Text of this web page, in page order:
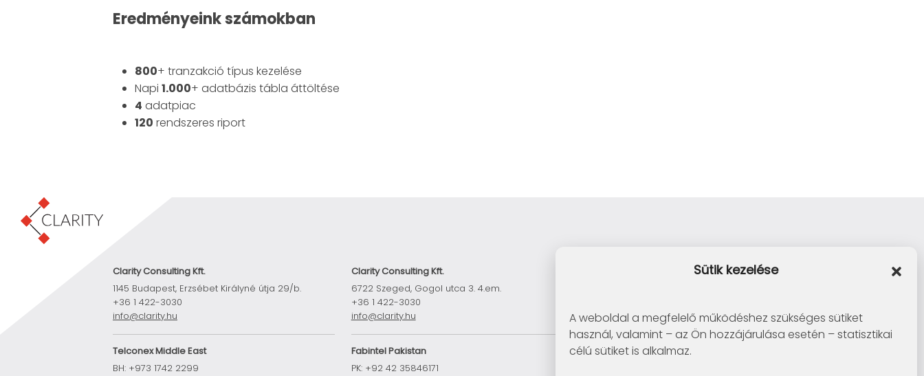
Sütik kezelése
A weboldal a megfelelő működéshez szükséges sütiket
használ, valamint – az Ön hozzájárulása esetén – statisztikai
célú sütiket is alkalmaz.
Eredményeink számokban
800+ tranzakció típus kezelése
Napi 1.000+ adatbázis tábla áttöltése
4 adatpiac
120 rendszeres riport
Clarity Consulting Kft.
1145 Budapest, Erzsébet Királyné útja 29/b.
+36 1 422-3030
info@clarity.hu
Telconex Middle East
BH: +973 1742 2299
Clarity Consulting Kft.
6722 Szeged, Gogol utca 3. 4.em.
+36 1 422-3030
info@clarity.hu
Fabintel Pakistan
PK: +92 42 35846171